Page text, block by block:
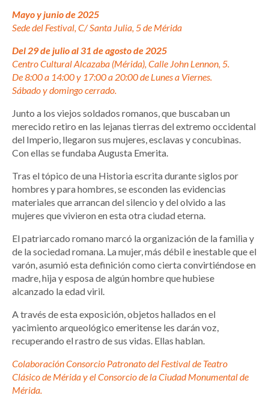
Mayo y junio de 2025
Sede del Festival, C/ Santa Julia, 5 de Mérida
Del 29 de julio al 31 de agosto de 2025
Centro Cultural Alcazaba (Mérida), Calle John Lennon, 5.
De 8:00 a 14:00 y 17:00 a 20:00 de Lunes a Viernes.
Sábado y domingo cerrado.
Junto a los viejos soldados romanos, que buscaban un
merecido retiro en las lejanas tierras del extremo occidental
del Imperio, llegaron sus mujeres, esclavas y concubinas.
Con ellas se fundaba Augusta Emerita.
Tras el tópico de una Historia escrita durante siglos por
hombres y para hombres, se esconden las evidencias
materiales que arrancan del silencio y del olvido a las
mujeres que vivieron en esta otra ciudad eterna.
El patriarcado romano marcó la organización de la familia y
de la sociedad romana. La mujer, más débil e inestable que el
varón, asumió esta definición como cierta convirtiéndose en
madre, hija y esposa de algún hombre que hubiese
alcanzado la edad viril.
A través de esta exposición, objetos hallados en el
yacimiento arqueológico emeritense les darán voz,
recuperando el rastro de sus vidas. Ellas hablan.
Colaboración Consorcio Patronato del Festival de Teatro
Clásico de Mérida y el Consorcio de la Ciudad Monumental de
Mérida.